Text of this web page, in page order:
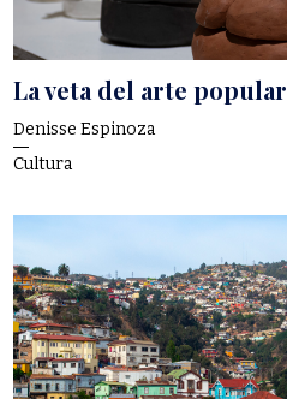
La veta del arte popular
Denisse Espinoza
Cultura